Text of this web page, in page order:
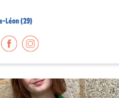
Léon (29)